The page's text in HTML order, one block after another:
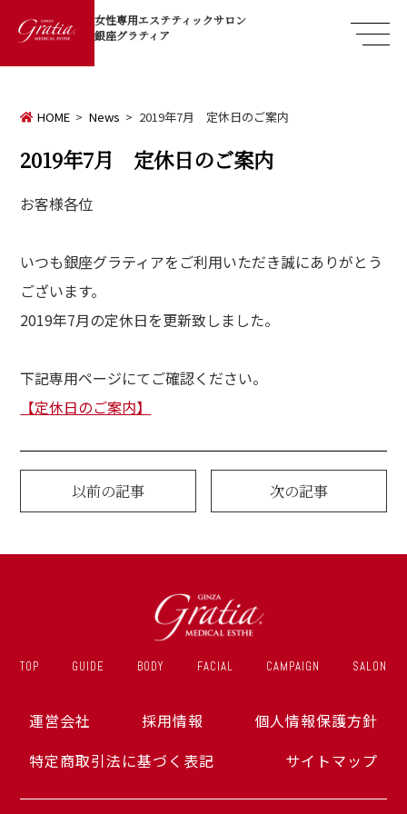
女性専用エステティックサロン
銀座グラティア
ャルメニュー
HOME News 2019年7月 定休日のご案内
2019年7月 定休日のご案内
お客様各位
いつも銀座グラティアをご利用いただき誠にありがとう
ございます。
2019年7月の定休日を更新致しました。
下記専用ページにてご確認ください。
【定休日のご案内】
以前の記事 次の記事
TOP GUIDE BODY FACIAL CAMPAIGN SALON
運営会社 採用情報
個人情報保護方針
特定商取引法に基づく表記
サイトマップ